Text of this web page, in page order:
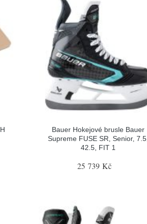
Bauer Hokejové brusle Bauer
Supreme FUSE SR, Senior, 7.5,
42.5, FIT 1
25 739 Kč